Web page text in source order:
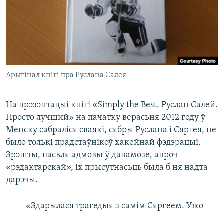
Арыгінал кнігі пра Руслана Салея
На прэзэнтацыі кнігі «Simply the Best. Руслан Салей.
Просто лучший» на пачатку верасьня 2012 году ў
Менску сабраліся сваякі, сябры Руслана і Сяргея, не
было толькі прадстаўнікоў хакейнай фэдэрацыі.
Зрэшты, пасьля адмовы ў дапамозе, апроч
«рэдактарскай», іх прысутнасьць была б ня надта
дарэчы.
«Здарылася трагедыя з самім Сяргеем. Ужо